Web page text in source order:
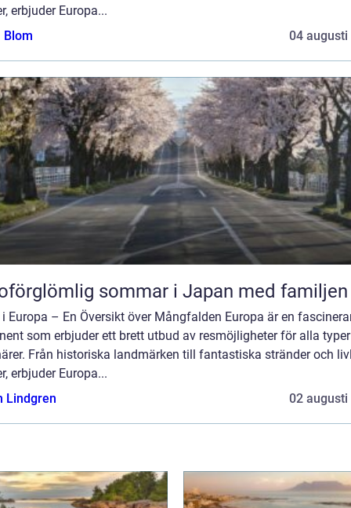
erbjuder Europa...
Blom
04 augusti
sommar i Japan med familjen
i Europa – En Översikt över Mångfalden Europa är en
som erbjuder ett brett utbud av resmöjligheter för alla
Från historiska landmärken till fantastiska stränder och
erbjuder Europa...
Lindgren
02 augusti